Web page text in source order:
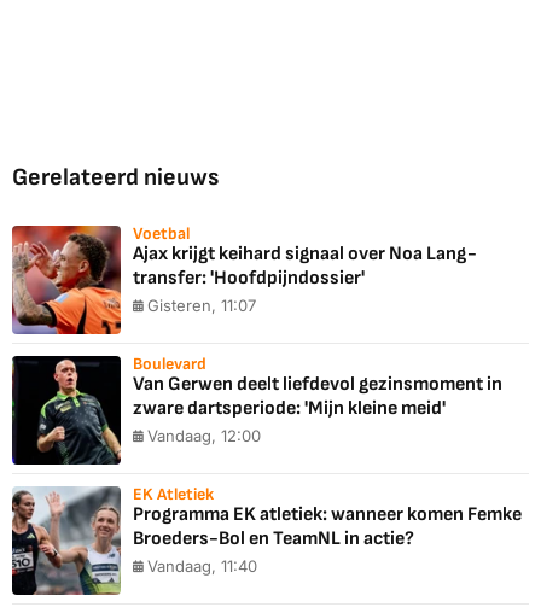
Gerelateerd nieuws
Voetbal
Ajax krijgt keihard signaal over Noa Lang-
transfer: 'Hoofdpijndossier'
Gisteren, 11:07
Boulevard
Van Gerwen deelt liefdevol gezinsmoment in
zware dartsperiode: 'Mijn kleine meid'
Vandaag, 12:00
EK Atletiek
Programma EK atletiek: wanneer komen Femke
Broeders-Bol en TeamNL in actie?
Vandaag, 11:40